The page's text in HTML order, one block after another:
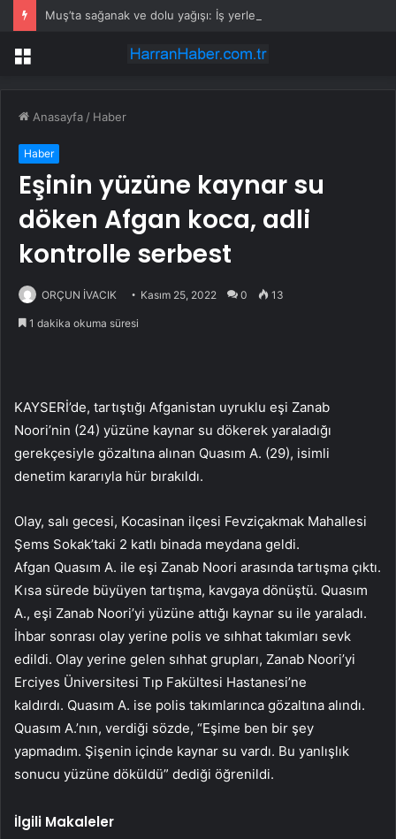
Muş’ta sağanak ve dolu yağışı: İş yerlerini su bastı
Menü
Anasayfa / Haber
Haber
Eşinin yüzüne kaynar su
döken Afgan koca, adli
kontrolle serbest
ORÇUN İVACIK Kasım 25, 2022 0 13
1 dakika okuma süresi
KAYSERİ’de, tartıştığı Afganistan uyruklu eşi Zanab
Noori’nin (24) yüzüne kaynar su dökerek yaraladığı
gerekçesiyle gözaltına alınan Quasım A. (29), isimli
denetim kararıyla hür bırakıldı.
Olay, salı gecesi, Kocasinan ilçesi Fevziçakmak Mahallesi
Şems Sokak’taki 2 katlı binada meydana geldi.
Afgan Quasım A. ile eşi Zanab Noori arasında tartışma çıktı.
Kısa sürede büyüyen tartışma, kavgaya dönüştü. Quasım
A., eşi Zanab Noori’yi yüzüne attığı kaynar su ile yaraladı.
İhbar sonrası olay yerine polis ve sıhhat takımları sevk
edildi. Olay yerine gelen sıhhat grupları, Zanab Noori’yi
Erciyes Üniversitesi Tıp Fakültesi Hastanesi’ne
kaldırdı. Quasım A. ise polis takımlarınca gözaltına alındı.
Quasım A.’nın, verdiği sözde, “Eşime ben bir şey
yapmadım. Şişenin içinde kaynar su vardı. Bu yanlışlık
sonucu yüzüne döküldü” dediği öğrenildi.
İlgili Makaleler